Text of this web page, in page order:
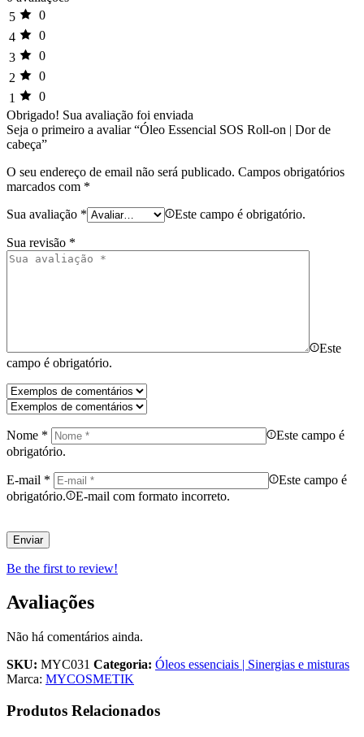
5
0
4
0
3
0
2
0
1
0
Obrigado! Sua avaliação foi enviada
Seja o primeiro a avaliar “Óleo Essencial SOS Roll-on | Dor de
cabeça”
O seu endereço de email não será publicado. Campos obrigatórios
marcados com *
Sua avaliação * Este campo é obrigatório.
Sua revisão *
Este
campo é obrigatório.
Nome *
Este campo é
obrigatório.
E-mail *
Este campo é
obrigatório.
E-mail com formato incorreto.
Be the first to review!
Avaliações
Não há comentários ainda.
SKU: MYC031 Categoria: Óleos essenciais | Sinergias e misturas
Marca: MYCOSMETIK
Produtos Relacionados